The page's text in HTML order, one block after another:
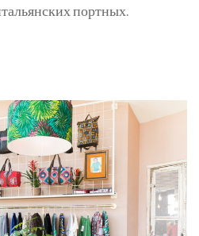
портных.